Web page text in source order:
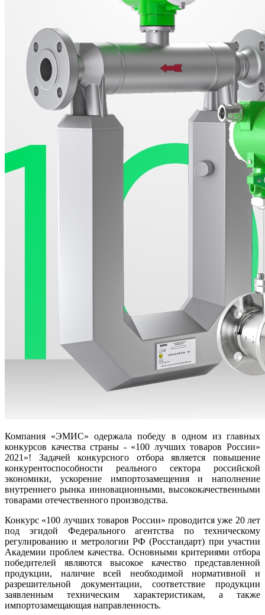
Компания «ЭМИС» одержала победу в одном из главных
конкурсов качества страны - «100 лучших товаров России»
2021»! Задачей конкурсного отбора является повышение
конкурентоспособности реального сектора российской
экономики, ускорение импортозамещения и наполнение
внутреннего рынка инновационными, высококачественными
товарами отечественного производства.
Конкурс «100 лучших товаров России» проводится уже 20 лет
под эгидой Федерального агентства по техническому
регулированию и метрологии РФ (Росстандарт) при участии
Академии проблем качества. Основными критериями отбора
победителей являются высокое качество представленной
продукции, наличие всей необходимой нормативной и
разрешительной документации, соответствие продукции
заявленным техническим характеристикам, а также
импортозамещающая направленность.